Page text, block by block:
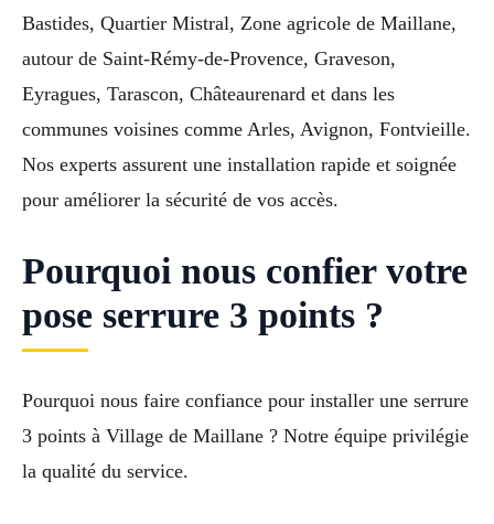
Bastides, Quartier Mistral, Zone agricole de Maillane,
autour de Saint-Rémy-de-Provence, Graveson,
Eyragues, Tarascon, Châteaurenard et dans les
communes voisines comme Arles, Avignon, Fontvieille.
Nos experts assurent une installation rapide et soignée
pour améliorer la sécurité de vos accès.
Pourquoi nous confier votre
pose serrure 3 points ?
Pourquoi nous faire confiance pour installer une serrure
3 points à Village de Maillane ? Notre équipe privilégie
la qualité du service.